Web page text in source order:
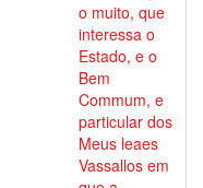
o muito, que
interessa o
Estado, e o
Bem
Commum, e
particular dos
Meus leaes
Vassallos em